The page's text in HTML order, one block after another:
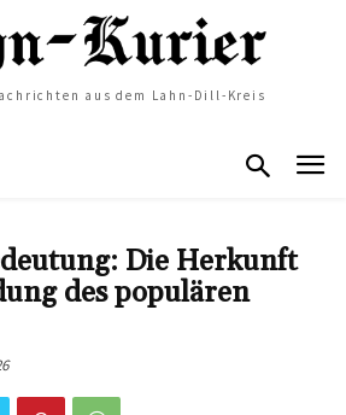
aus dem Lahn-Dill-Kreis
Die Herkunft
des populären